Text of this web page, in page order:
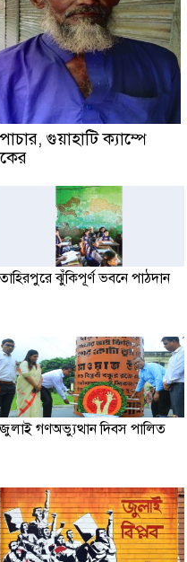
গুয়াহাটি ক্যাম্পে
তাহিরপুরে ঝুঁকিপূর্ণ ভবনে পাঠদান
জুলাই গণঅভ্যুত্থান দিবস পালিত